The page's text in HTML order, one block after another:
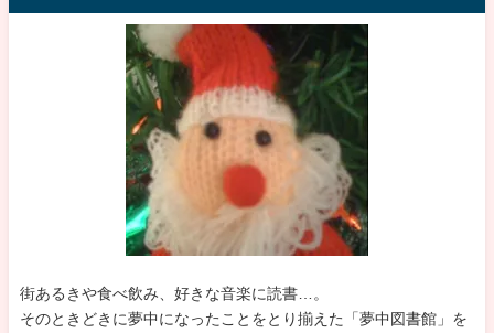
街あるきや食べ飲み、好きな音楽に読書…。
そのときどきに夢中になったことをとり揃えた「夢中図書館」を